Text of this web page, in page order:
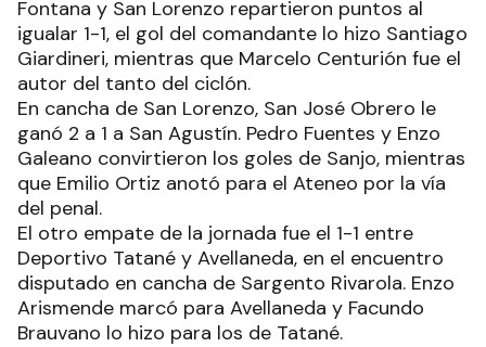
Fontana y San Lorenzo repartieron puntos al
igualar 1-1, el gol del comandante lo hizo Santiago
Giardineri, mientras que Marcelo Centurión fue el
autor del tanto del ciclón.
En cancha de San Lorenzo, San José Obrero le
ganó 2 a 1 a San Agustín. Pedro Fuentes y Enzo
Galeano convirtieron los goles de Sanjo, mientras
que Emilio Ortiz anotó para el Ateneo por la vía
del penal.
El otro empate de la jornada fue el 1-1 entre
Deportivo Tatané y Avellaneda, en el encuentro
disputado en cancha de Sargento Rivarola. Enzo
Arismende marcó para Avellaneda y Facundo
Brauvano lo hizo para los de Tatané.